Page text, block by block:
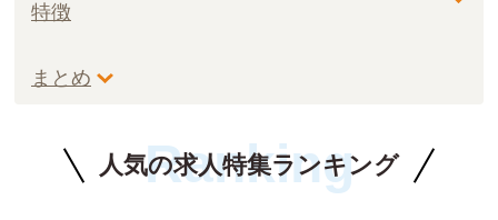
特徴
まとめ
人気の求人特集ランキング
Ranking